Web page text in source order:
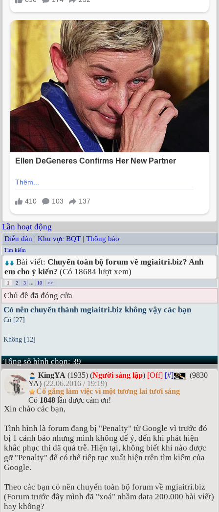
Lần hoạt động
Diễn đàn | Khu vực BQT | Thông báo
Tìm kiếm
Bài viết: Chuyển toàn bộ forum về mgiaitri.biz? Anh
em cho ý kiến? (Có 18684 lượt xem)
1 2 3 ... 10 >>
Chủ đề đã đóng cửa
Có nên chuyển thành mgiaitri.biz không vậy các bạn
Có [27]
Không [12]
Tổng số bình chọn: 39
KingYA (1935) (Người sáng lập) [Off] [#]
(9830
YA) (22.06.2016 / 19:19)
Cố gắng làm việc vì một tương lai tươi sáng
Có 1848 lần được cảm ơn!
Xin chào các bạn,
Tình hình là forum đang bị "Penalty" từ Google vì trước đó
bị 1 cảnh báo nhưng mình không để ý, đến khi phát hiện
khắc phục thì đã quá trễ. Hiện tại, không biết khi nào được
gỡ "Penalty" để có thể tiếp tục xuất hiện trên tìm kiếm của
Google.
Theo các bạn có nên chuyển toàn bộ forum về mgiaitri.biz
(Forum trước đây mình đã "xoá" nhầm data 200.000 bài viết)
hay không?